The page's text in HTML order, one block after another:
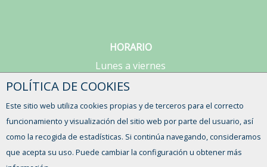
HORARIO
Lunes a viernes
CONTACTO
POLÍTICA DE COOKIES
Este sitio web utiliza cookies propias y de terceros para el correcto
funcionamiento y visualización del sitio web por parte del usuario, así
como la recogida de estadísticas. Si continúa navegando, consideramos
que acepta su uso. Puede cambiar la configuración u obtener más